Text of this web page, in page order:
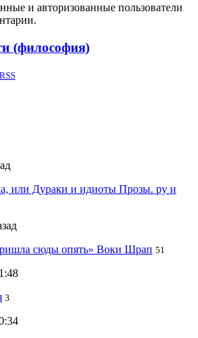
и авторизованные пользователи
(философия)
RSS
или Дураки и идиоты Прозы. ру и
сюды опять» Воки Шрап 51
3